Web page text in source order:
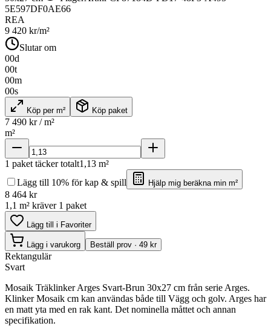
5E597DF0AE66
REA
9 420 kr/m²
Slutar om
00d
00t
00m
00s
Köp per m² Köp paket
7 490 kr / m²
m²
1 paket täcker totalt1,13 m²
Lägg till 10% för kap & spill
Hjälp mig beräkna min m²
8 464 kr
1,1 m² kräver 1 paket
Lägg till i Favoriter
Lägg i varukorg Beställ prov · 49 kr
Rektangulär
Svart
Mosaik Träklinker Arges Svart-Brun 30x27 cm från serie Arges.
Klinker Mosaik cm kan användas både till Vägg och golv. Arges har
en matt yta med en rak kant. Det nominella måttet och annan
specifikation.